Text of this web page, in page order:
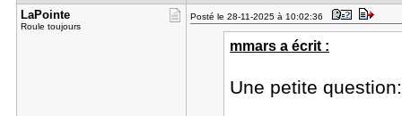
LaPointe
Roule toujours
Posté le 28-11-2025 à 10:02:36
mmars a écrit :
Une petite question: